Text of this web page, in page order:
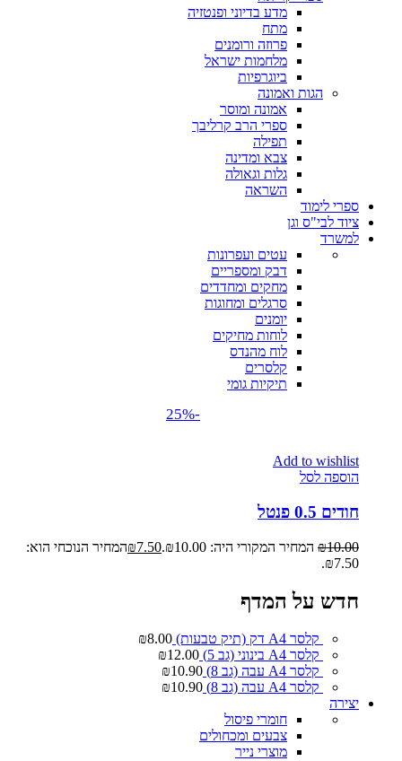
מדע בדיוני ופנטזיה
מתח
פרוזה ורומנים
מלחמות ישראל
ביוגרפיות
הגות ואמונה
אמונה ומוסר
ספרי הרב קרליבך
תפילה
צבא ומדינה
גלות וגאולה
השראה
ספרי לימוד
ציוד לבי"ס וגן
למשרד
עטים ועפרונות
דבק ומספריים
מחקים ומחדדים
סרגלים ומחוגות
יומנים
לוחות מחיקים
לוח מהנדס
קלסרים
תיקיות גומי
-25%
Add to wishlist
הוספה לסל
חודים 0.5 פנטל
₪10.00 המחיר המקורי היה: ₪10.00. ₪7.50
המחיר הנוכחי הוא:
₪7.50.
חדש על המדף
קלסר A4 דק (תיק טבעות) ₪8.00
קלסר A4 בינוני (גב 5)
₪12.00
קלסר A4 עבה (גב 8)
₪10.90
קלסר A4 עבה (גב 8)
₪10.90
יצירה
חומרי פיסול
צבעים ומכחולים
מוצרי נייר